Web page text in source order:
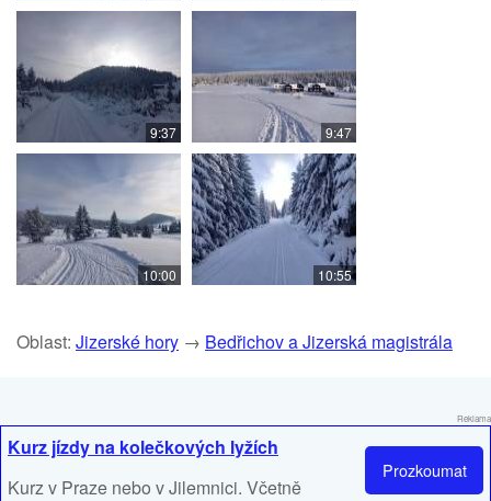
9:37 9:47
10:00 10:55
Oblast: Jizerské hory → Bedřichov a Jizerská magistrála
Reklama
Prozkoumat
Kurz jízdy na kolečkových lyžích
Kurz v Praze nebo v Jilemnici. Včetně